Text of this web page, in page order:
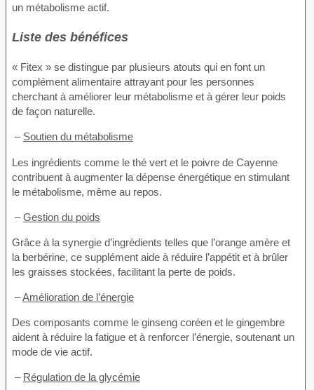
un métabolisme actif.
Liste des bénéfices
« Fitex » se distingue par plusieurs atouts qui en font un
complément alimentaire attrayant pour les personnes
cherchant à améliorer leur métabolisme et à gérer leur poids
de façon naturelle.
– Soutien du métabolisme
Les ingrédients comme le thé vert et le poivre de Cayenne
contribuent à augmenter la dépense énergétique en stimulant
le métabolisme, même au repos.
–Gestion du poids
Grâce à la synergie d’ingrédients telles que l’orange amère et
la berbérine, ce supplément aide à réduire l’appétit et à brûler
les graisses stockées, facilitant la perte de poids.
–Amélioration de l’énergie
Des composants comme le ginseng coréen et le gingembre
aident à réduire la fatigue et à renforcer l’énergie, soutenant un
mode de vie actif.
– Régulation de la glycémie